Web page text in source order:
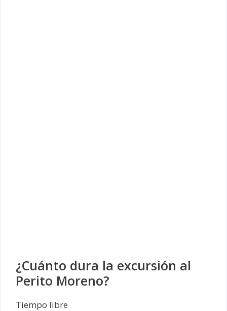
¿Cuánto dura la excursión al
Perito Moreno?
Tiempo libre